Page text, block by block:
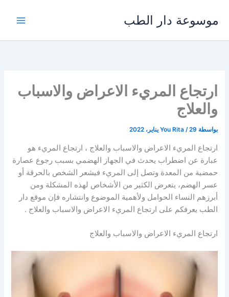
المحتوى
موسوعة دار الطب
ارتجاع المريء الاعراض والاسباب
والعلاج
بواسطة You Rita /29 يناير، 2022
ارتجاع المريء الاعراض والاسباب والعلاج ، ارتجاع المريء هو
عبارة عن اضطراب يحدث في الجهاز الهضمي بسبب رجوع عصارة
حمضية من المعدة وتصل إلى المريء فيشعر الشخص بالحرقة أو
عسر الهضم، يتعرض الكثير من الأشخاص لهذه المشكلة ومن
أبرزهم النساء الحوامل ولأهمية الموضوع وانتشاره فإن موقع دار
الطب يعرفكم على ارتجاع المريء الاعراض والاسباب والعلاج .
ارتجاع المريء الاعراض والاسباب والعلاج